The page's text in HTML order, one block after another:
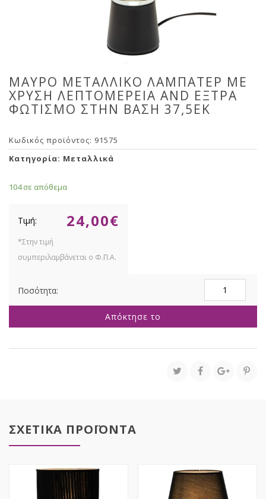
ΜΑΥΡΟ ΜΕΤΑΛΛΙΚΟ ΛΑΜΠΑΤΕΡ ΜΕ
ΧΡΥΣΗ ΛΕΠΤΟΜΕΡΕΙΑ AND ΕΞΤΡΑ
ΦΩΤΙΣΜΟ ΣΤΗΝ ΒΑΣΗ 37,5ΕΚ
Κωδικός προϊόντος: 91575
Κατηγορία: Μεταλλικά
104 σε απόθεμα
24,00€
ΜΕΤΑΛΛΙΚΟ
ΛΑΜΠΑΤΕΡ
ΧΡΥΣΗ
ΕΞΤΡΑ
ΦΩΤΙΣΜΟ
Απόκτησε το
ΣΧΕΤΙΚΑ ΠΡΟΪΟΝΤΑ